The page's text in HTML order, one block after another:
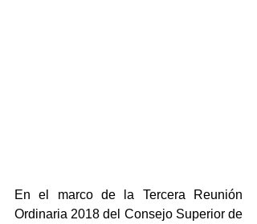
En el marco de la Tercera Reunión
Ordinaria 2018 del Consejo Superior de